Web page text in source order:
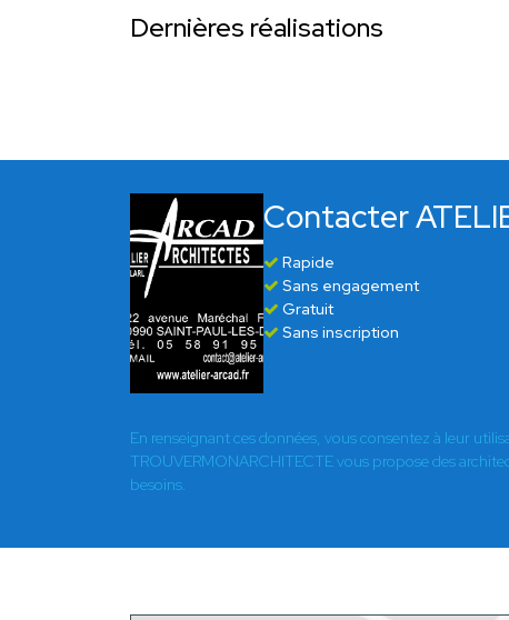
Dernières réalisations
Contacter
Rapide
Sans engagement
Gratuit
Sans inscription
En renseignant ces données, vous consentez à leur
TROUVERMONARCHITECTE vous propose des
besoins.